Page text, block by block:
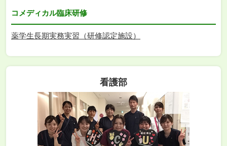
コメディカル臨床研修
薬学生長期実務実習（研修認定施設）
看護部